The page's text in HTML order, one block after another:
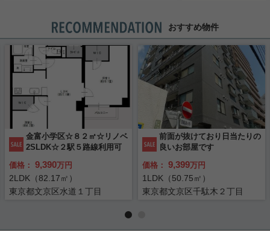
おすすめ物件
金富小学区☆８２㎡☆リノベ
2SLDK☆２駅５路線利用可
価格： 9,390万円
2LDK（82.17㎡）
東京都文京区水道１丁目
前面が抜けており日当たりの
良いお部屋です
価格： 9,399万円
1LDK（50.75㎡）
東京都文京区千駄木２丁目